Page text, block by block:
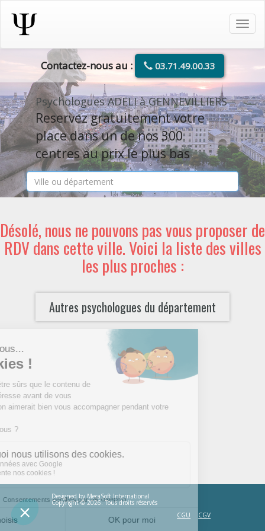
Contactez-nous au : 03.71.49.00.33
Psychologues ADELI à GENNEVILLIERS
Reservez gratuitement votre
place dans un de nos 300
centres au prix le plus bas
Désolé, nous ne pouvons pas vous proposer de
RDV dans cette ville. Voici la liste des villes
les plus proches :
Autres psychologues du département
Designed by MecaSoft International
Copyright © 2026. Tous droits réservés
CGU
CGV